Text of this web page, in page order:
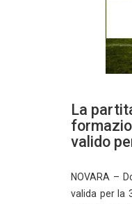
La
valido
NOVARA –
valida per la